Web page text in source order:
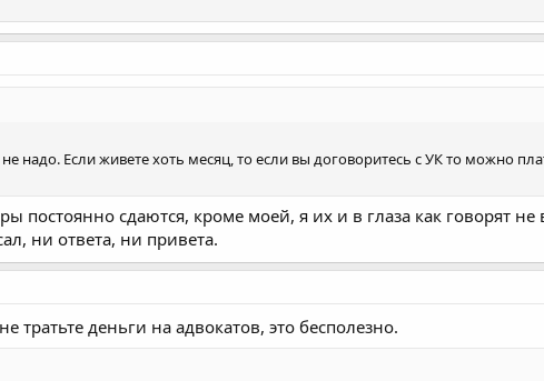
надо. Если живете хоть месяц, то если вы договоритесь с УК то можно
постоянно сдаются, кроме моей, я их и в глаза как говорят не
ни ответа, ни привета.
тратьте деньги на адвокатов, это бесполезно.